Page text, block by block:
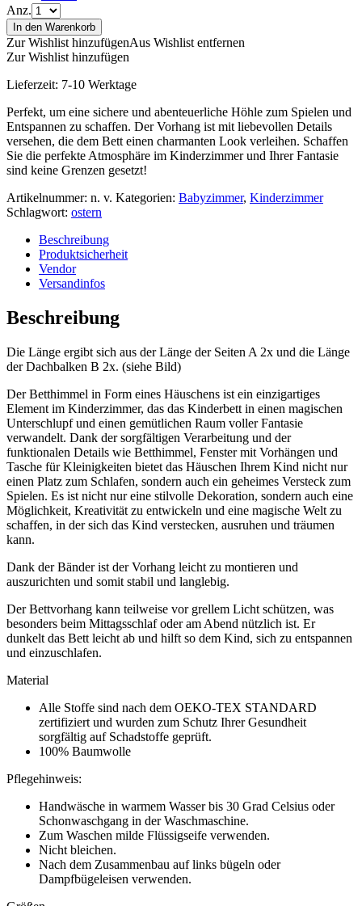
Anz.
In den Warenkorb
Zur Wishlist hinzufügenAus Wishlist entfernen
Zur Wishlist hinzufügen
Lieferzeit: 7-10 Werktage
Perfekt, um eine sichere und abenteuerliche Höhle zum Spielen und
Entspannen zu schaffen. Der Vorhang ist mit liebevollen Details
versehen, die dem Bett einen charmanten Look verleihen. Schaffen
Sie die perfekte Atmosphäre im Kinderzimmer und Ihrer Fantasie
sind keine Grenzen gesetzt!
Artikelnummer: n. v. Kategorien: Babyzimmer, Kinderzimmer
Schlagwort: ostern
Beschreibung
Produktsicherheit
Vendor
Versandinfos
Beschreibung
Die Länge ergibt sich aus der Länge der Seiten A 2x und die Länge
der Dachbalken B 2x. (siehe Bild)
Der Betthimmel in Form eines Häuschens ist ein einzigartiges
Element im Kinderzimmer, das das Kinderbett in einen magischen
Unterschlupf und einen gemütlichen Raum voller Fantasie
verwandelt. Dank der sorgfältigen Verarbeitung und der
funktionalen Details wie Betthimmel, Fenster mit Vorhängen und
Tasche für Kleinigkeiten bietet das Häuschen Ihrem Kind nicht nur
einen Platz zum Schlafen, sondern auch ein geheimes Versteck zum
Spielen. Es ist nicht nur eine stilvolle Dekoration, sondern auch eine
Möglichkeit, Kreativität zu entwickeln und eine magische Welt zu
schaffen, in der sich das Kind verstecken, ausruhen und träumen
kann.
Dank der Bänder ist der Vorhang leicht zu montieren und
auszurichten und somit stabil und langlebig.
Der Bettvorhang kann teilweise vor grellem Licht schützen, was
besonders beim Mittagsschlaf oder am Abend nützlich ist. Er
dunkelt das Bett leicht ab und hilft so dem Kind, sich zu entspannen
und einzuschlafen.
Material
Alle Stoffe sind nach dem OEKO-TEX STANDARD
zertifiziert und wurden zum Schutz Ihrer Gesundheit
sorgfältig auf Schadstoffe geprüft.
100% Baumwolle
Pflegehinweis:
Handwäsche in warmem Wasser bis 30 Grad Celsius oder
Schonwaschgang in der Waschmaschine.
Zum Waschen milde Flüssigseife verwenden.
Nicht bleichen.
Nach dem Zusammenbau auf links bügeln oder
Dampfbügeleisen verwenden.